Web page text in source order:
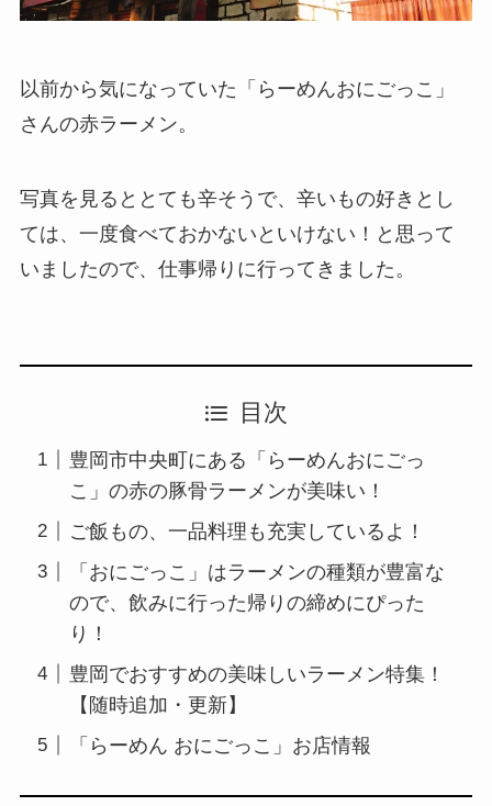
以前から気になっていた「らーめんおにごっこ」
さんの赤ラーメン。
写真を見るととても辛そうで、辛いもの好きとし
ては、一度食べておかないといけない！と思って
いましたので、仕事帰りに行ってきました。
目次
豊岡市中央町にある「らーめんおにごっ
こ」の赤の豚骨ラーメンが美味い！
ご飯もの、一品料理も充実しているよ！
「おにごっこ」はラーメンの種類が豊富な
ので、飲みに行った帰りの締めにぴった
り！
豊岡でおすすめの美味しいラーメン特集！
【随時追加・更新】
「らーめん おにごっこ」お店情報